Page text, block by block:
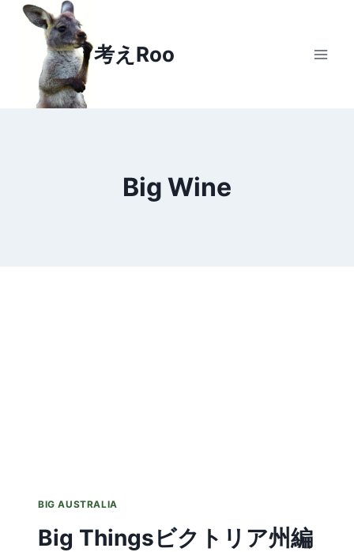
Skip
content
考えRoo
Big Wine
BIG AUSTRALIA
Big Thingsビクトリア州編